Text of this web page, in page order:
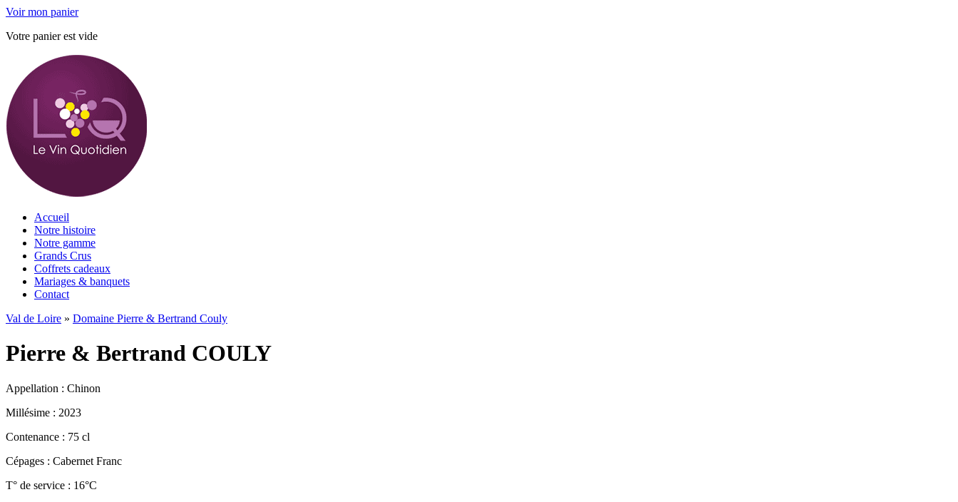
Voir mon panier
Votre panier est vide
Accueil
Notre histoire
Notre gamme
Grands Crus
Coffrets cadeaux
Mariages & banquets
Contact
Val de Loire » Domaine Pierre & Bertrand Couly
Pierre & Bertrand COULY
Appellation : Chinon
Millésime : 2023
Contenance : 75 cl
Cépages : Cabernet Franc
T° de service : 16°C